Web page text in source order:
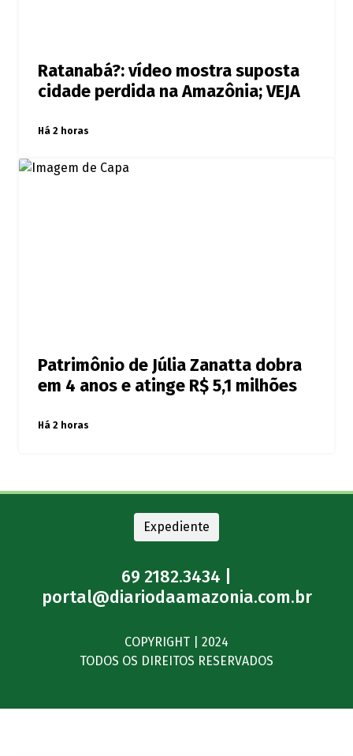
Ratanabá?: vídeo mostra suposta
cidade perdida na Amazônia; VEJA
Há 2 horas
Patrimônio de Júlia Zanatta dobra
em 4 anos e atinge R$ 5,1 milhões
Há 2 horas
Expediente
69 2182.3434 |
portal@diariodaamazonia.com.br
COPYRIGHT | 2024
TODOS OS DIREITOS RESERVADOS